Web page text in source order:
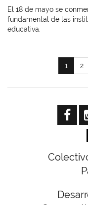
El 18 de mayo se
fundamental de las
educativa.
Página
actual
1 2